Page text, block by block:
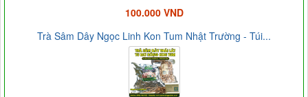
100.000 VND
Trà Sâm Dây Ngọc Linh Kon Tum Nhật Trường - Túi...